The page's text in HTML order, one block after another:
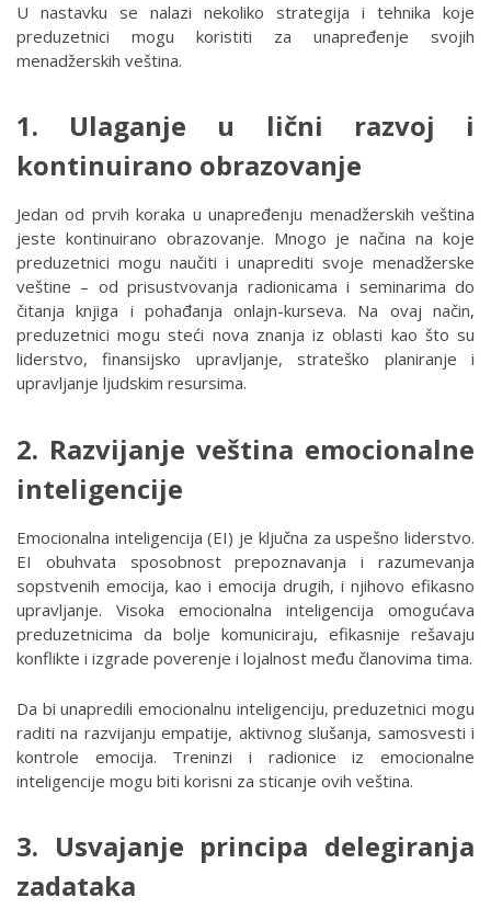
U nastavku se nalazi nekoliko strategija i tehnika koje
preduzetnici mogu koristiti za unapređenje svojih
menadžerskih veština.
1. Ulaganje u lični razvoj i
kontinuirano obrazovanje
Jedan od prvih koraka u unapređenju menadžerskih veština
jeste kontinuirano obrazovanje. Mnogo je načina na koje
preduzetnici mogu naučiti i unaprediti svoje menadžerske
veštine – od prisustvovanja radionicama i seminarima do
čitanja knjiga i pohađanja onlajn-kurseva. Na ovaj način,
preduzetnici mogu steći nova znanja iz oblasti kao što su
liderstvo, finansijsko upravljanje, strateško planiranje i
upravljanje ljudskim resursima.
2. Razvijanje veština emocionalne
inteligencije
Emocionalna inteligencija (EI) je ključna za uspešno liderstvo.
EI obuhvata sposobnost prepoznavanja i razumevanja
sopstvenih emocija, kao i emocija drugih, i njihovo efikasno
upravljanje. Visoka emocionalna inteligencija omogućava
preduzetnicima da bolje komuniciraju, efikasnije rešavaju
konflikte i izgrade poverenje i lojalnost među članovima tima.
Da bi unapredili emocionalnu inteligenciju, preduzetnici mogu
raditi na razvijanju empatije, aktivnog slušanja, samosvesti i
kontrole emocija. Treninzi i radionice iz emocionalne
inteligencije mogu biti korisni za sticanje ovih veština.
3. Usvajanje principa delegiranja
zadataka